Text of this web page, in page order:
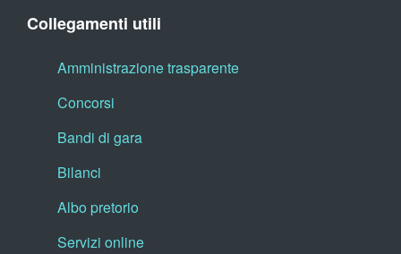
Collegamenti utili
Amministrazione trasparente
Concorsi
Bandi di gara
Bilanci
Albo pretorio
Servizi online